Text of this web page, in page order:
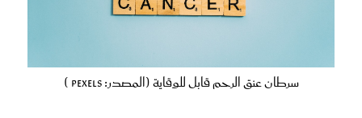
سرطان عنق الرحم قابل للوقاية (المصدر: pexels )